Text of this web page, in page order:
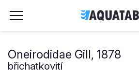
Oneirodidae Gill, 1878
břichatkovití